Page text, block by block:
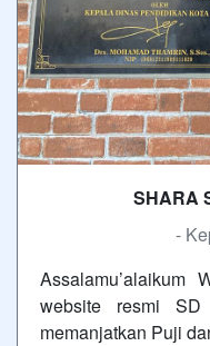
SHARA
-
website resmi
memanjatkan Puji